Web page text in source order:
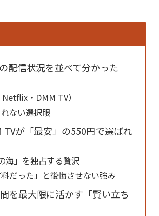
配信状況を並べて分かった
・DMM TV）
ない選択眼
が「最安」の550円で選ばれ
海」を独占する贅沢
だった」と後悔させない強み
を最大限に活かす「賢い立ち